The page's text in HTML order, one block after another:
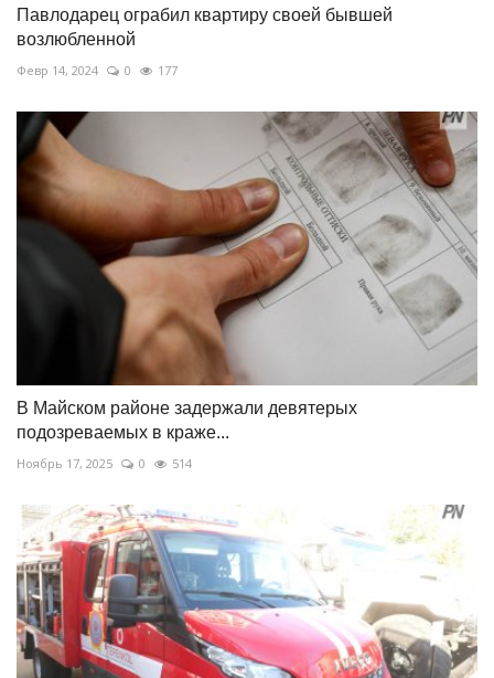
Павлодарец ограбил квартиру своей бывшей
возлюбленной
Февр 14, 2024 0 177
В Майском районе задержали девятерых
подозреваемых в краже...
Ноябрь 17, 2025 0 514